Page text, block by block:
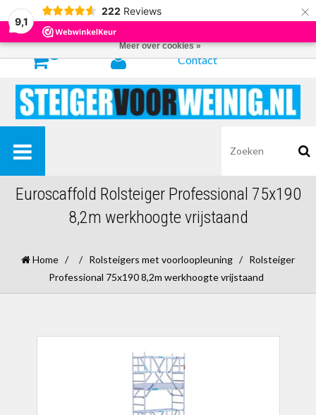
9,1
222 Reviews ×
Contact
Euroscaffold Rolsteiger Professional 75x190
8,2m werkhoogte vrijstaand
Home / / Rolsteigers met voorloopleuning / Rolsteiger
Professional 75x190 8,2m werkhoogte vrijstaand
Door het gebruiken van onze website, ga je akkoord met het gebruik van
cookies om onze website te verbeteren.
Meer over cookies »